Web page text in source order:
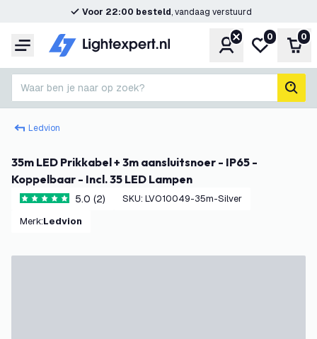
Voor 22:00 besteld, vandaag verstuurd
Menu Account
Mijn
0 0
Waar ben je naar op zoek?
Ledvion
35m LED Prikkabel + 3m aansluitsnoer - IP65 -
Koppelbaar - Incl. 35 LED Lampen
5 score sterren5.0 (2) SKU: LVO10049-35m-Silver
Merk: Ledvion